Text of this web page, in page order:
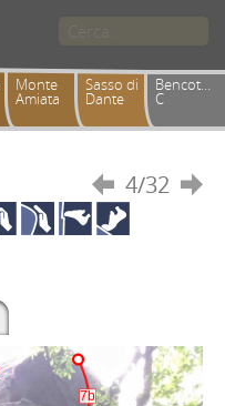
Monte
Amiata
Sasso di
Dante
Bencotto
C
 4/32 
7b